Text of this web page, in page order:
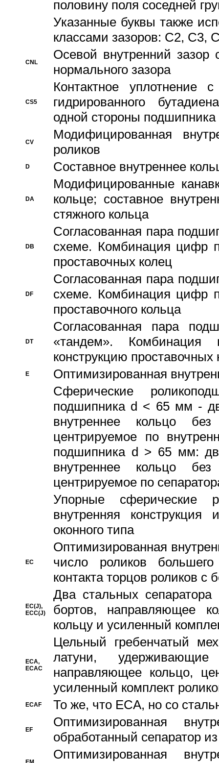
половину поля соседней
Указанные буквы также
классами зазоров: С2,
CNL
Осевой внутренний зазор
нормального зазора
CS5
Контактное уплотнение
гидрированного
одной стороны подшипника
CV
Модифицированная
роликов
D Составное внутреннее
DA
Модифицированные
кольце; составное
стяжного кольца
DB
Согласованная пара
схеме. Комбинация цифр
проставочных колец
DF
Согласованная пара
схеме. Комбинация цифр
проставочного кольца
DT
Согласованная пара
«тандем».
конструкцию проставочных
E
Оптимизированная
Сферические
подшипника d < 65 мм -
внутреннее кольцо
центрируемое по
подшипника d > 65 мм:
внутреннее кольцо
центрируемое по
Упорные сферические
внутренняя
оконного типа
EC
Oптимизированная
число роликов
контакта торцов роликов с
EC(J),
ECC(J)
Два стальных сепаратора
бортов, направляющее
кольцу и усиленный
ECA,
ECAC
Цельный гребенчатый
латуни,
направляющее кольцо,
усиленный комплект
ECAF То же, что ECA, но со
EF
Оптимизированная
обработанный сепаратор
Оптимизированная